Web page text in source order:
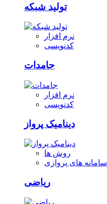
تولید شبکه
نرم افزار
کدنویسی
جامدات
نرم افزار
کدنویسی
دینامیک پرواز
روش ها
سامانه های پروازی
ریاضی